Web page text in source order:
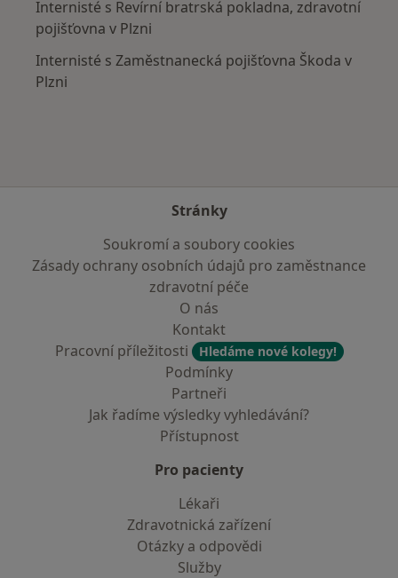
Internisté s Revírní bratrská pokladna, zdravotní
pojišťovna v Plzni
Internisté s Zaměstnanecká pojišťovna Škoda v
Plzni
Stránky
Soukromí a soubory cookies
Zásady ochrany osobních údajů pro zaměstnance
zdravotní péče
O nás
Kontakt
Pracovní příležitosti
Hledáme nové kolegy!
Podmínky
Partneři
Jak řadíme výsledky vyhledávání?
Přístupnost
Pro pacienty
Lékaři
Zdravotnická zařízení
Otázky a odpovědi
Služby